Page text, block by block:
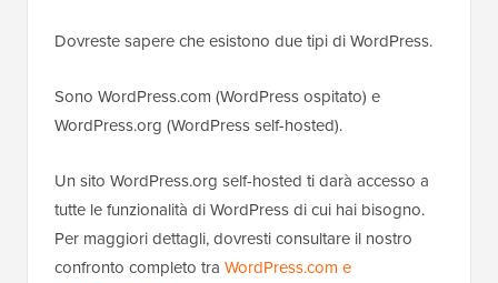
Dovreste sapere che esistono due tipi di WordPress.
Sono WordPress.com (WordPress ospitato) e
WordPress.org (WordPress self-hosted).
Un sito WordPress.org self-hosted ti darà accesso a
tutte le funzionalità di WordPress di cui hai bisogno.
Per maggiori dettagli, dovresti consultare il nostro
confronto completo tra WordPress.com e